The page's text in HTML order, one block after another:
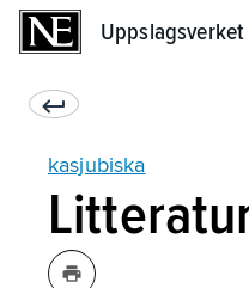
Uppslagsverket
kasjubiska